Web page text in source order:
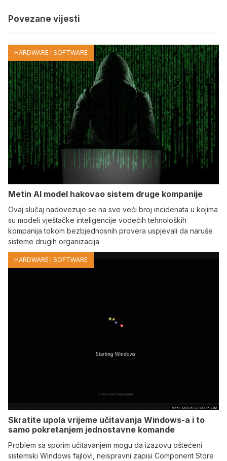
Povezane vijesti
HARDWARE I SOFTWARE
Metin AI model hakovao sistem druge kompanije
Ovaj slučaj nadovezuje se na sve veći broj incidenata u kojima
su modeli vještačke inteligencije vodećih tehnoloških
kompanija tokom bezbjednosnih provera uspjevali da naruše
sisteme drugih organizacija
HARDWARE I SOFTWARE
Skratite upola vrijeme učitavanja Windows-a i to
samo pokretanjem jednostavne komande
Problem sa sporim učitavanjem mogu da izazovu oštećeni
sistemski Windows fajlovi, neispravni zapisi Component Store